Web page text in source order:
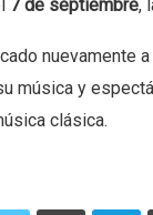
7 de septiembre,
nuevamente
música y
clásica.